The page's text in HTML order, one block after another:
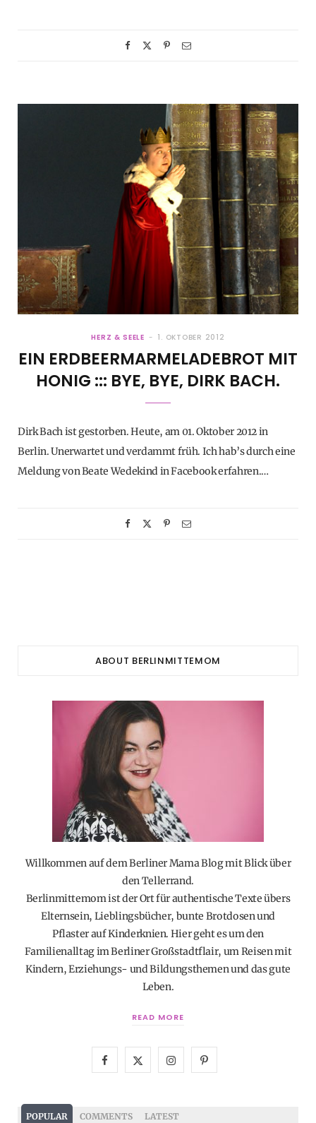
HERZ & SEELE 1. OKTOBER 2012
EIN ERDBEERMARMELADEBROT MIT
HONIG ::: BYE, BYE, DIRK BACH.
Dirk Bach ist gestorben. Heute, am 01. Oktober 2012 in
Berlin. Unerwartet und verdammt früh. Ich hab’s durch eine
Meldung von Beate Wedekind in Facebook erfahren.…
ABOUT BERLINMITTEMOM
Willkommen auf dem Berliner Mama Blog mit Blick über
den Tellerrand.
Berlinmittemom ist der Ort für authentische Texte übers
Elternsein, Lieblingsbücher, bunte Brotdosen und
Pflaster auf Kinderknien. Hier geht es um den
Familienalltag im Berliner Großstadtflair, um Reisen mit
Kindern, Erziehungs- und Bildungsthemen und das gute
Leben.
READ MORE
c
T
I
s
P
POPULAR COMMENTS LATEST